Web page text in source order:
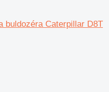
buldozéra Caterpillar D8T